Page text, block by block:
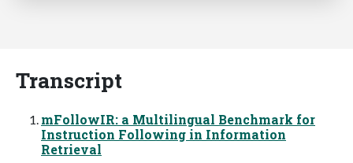
Transcript
mFollowIR: a Multilingual Benchmark for
Instruction Following in Information
Retrieval